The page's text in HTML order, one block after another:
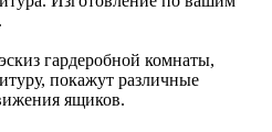
гардеробной комнаты,
покажут различные
ящиков.